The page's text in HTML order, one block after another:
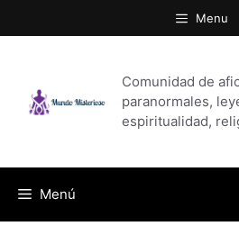
al
Menu
Comunidad de
paranormales,
espiritualidad,
Menú